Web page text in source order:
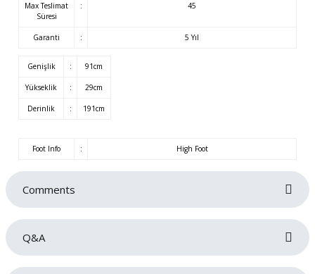
Max Teslimat
Süresi
: 45
Garanti : 5 Yıl
Genişlik : 91cm
Yükseklik : 29cm
Derinlik : 191cm
Foot Info : High Foot
Comments
Q&A